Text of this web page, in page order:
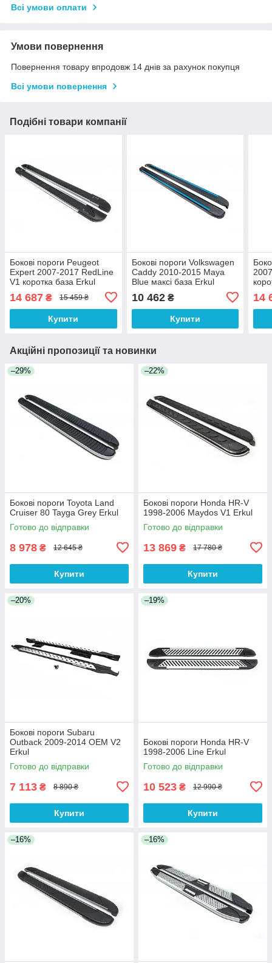
Всі умови оплати
Умови повернення
Повернення товару впродовж 14 днів за рахунок покупця
Всі умови повернення
Подібні товари компанії
Бокові пороги Peugeot
Expert 2007-2017 RedLine
V1 коротка база Erkul
14 687 ₴ 15 459 ₴
Купити
Бокові пороги Volkswagen
Caddy 2010-2015 Maya
Blue максі база Erkul
10 462₴
Купити
14
Акційні пропозиції та новинки
–29%
Бокові пороги Toyota Land
Cruiser 80 Tayga Grey Erkul
Готово до відправки
8 978 ₴ 12 645 ₴
Купити
–22%
Бокові пороги Honda HR-V
1998-2006 Maydos V1 Erkul
Готово до відправки
13 869 ₴ 17 780 ₴
Купити
–20%
Бокові пороги Subaru
Outback 2009-2014 OEM V2
Erkul
Готово до відправки
7 113 ₴ 8 890 ₴
Купити
–19%
Бокові пороги Honda HR-V
1998-2006 Line Erkul
Готово до відправки
10 523 ₴ 12 990 ₴
Купити
–16% –16%